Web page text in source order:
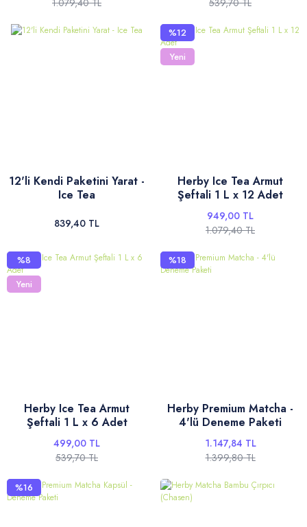
1.079,40 TL
539,70 TL
12'li Kendi Paketini Yarat -
Ice Tea
839,40 TL
%12
Yeni
Herby Ice Tea Armut
Şeftali 1 L x 12 Adet
949,00 TL
1.079,40 TL
%8
Yeni
Herby Ice Tea Armut
Şeftali 1 L x 6 Adet
499,00 TL
539,70 TL
%18
Herby Premium Matcha -
4'lü Deneme Paketi
1.147,84 TL
1.399,80 TL
%16